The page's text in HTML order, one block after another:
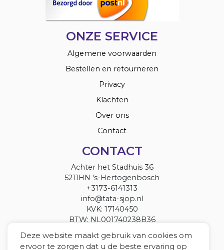
Deze website maakt gebruik van cookies om
ervoor te zorgen dat u de beste ervaring op
ONZE SERVICE
Algemene voorwaarden
Bestellen en retourneren
Privacy
Klachten
Over ons
Contact
CONTACT
Achter het Stadhuis 36
5211HN 's-Hertogenbosch
+3173-6141313
info@tata-sjop.nl
KVK: 17140450
BTW: NL001740238B36